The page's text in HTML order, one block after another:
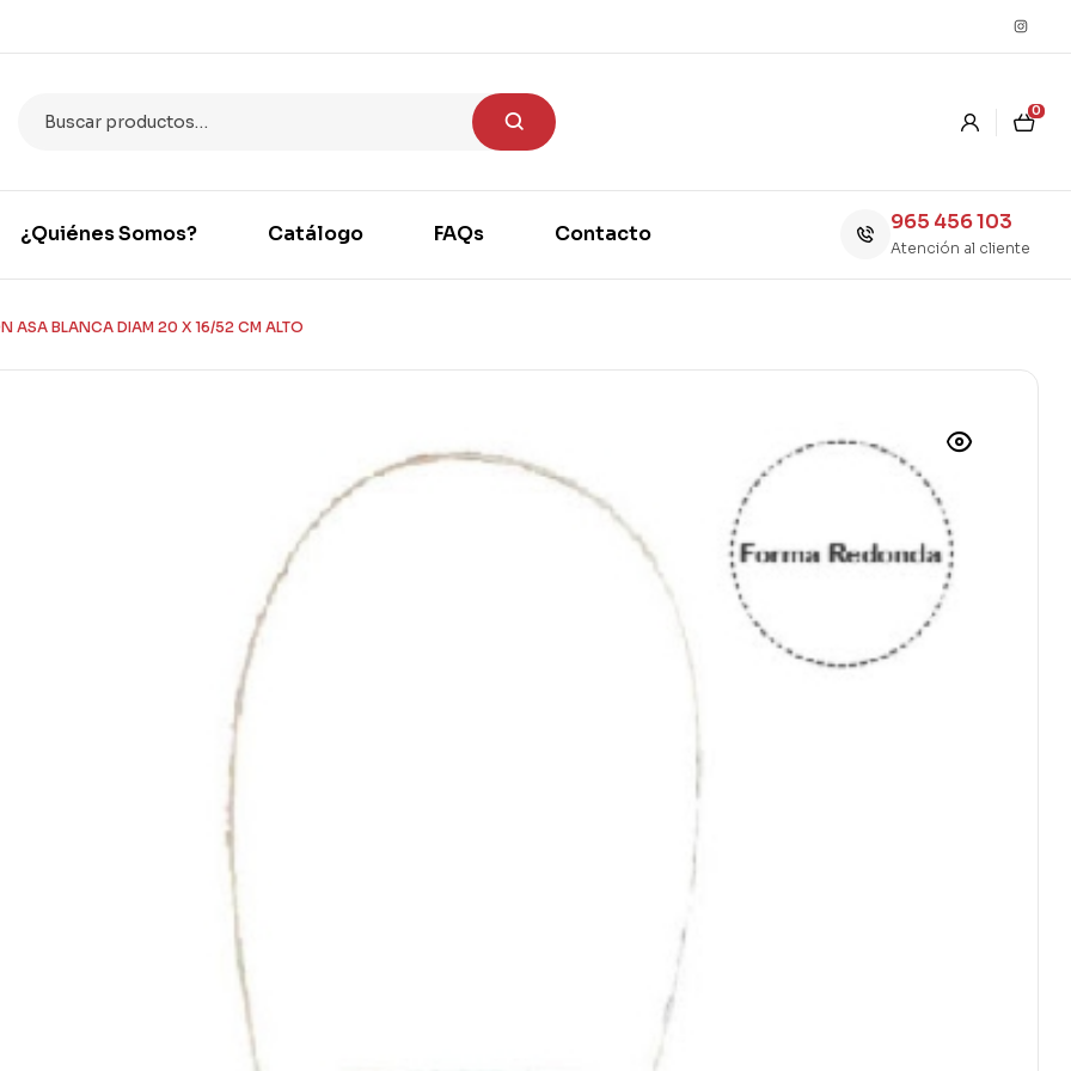
0
¿Quiénes Somos? Catálogo FAQs Contacto 965 456 103
Atención al cliente
ASA BLANCA DIAM 20 X 16/52 CM ALTO